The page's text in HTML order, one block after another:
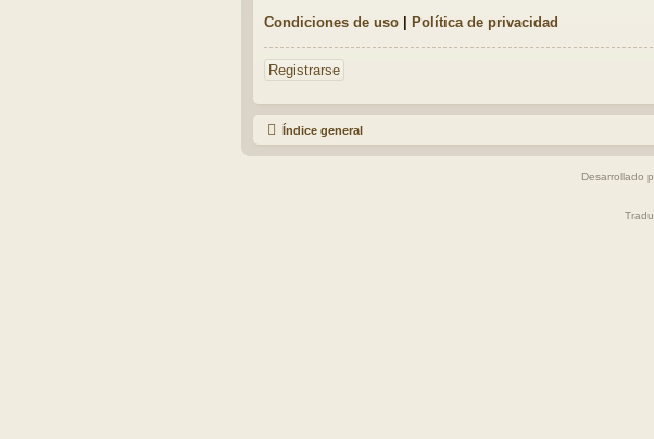
Condiciones de uso | Política de privacidad
Registrarse
Índice general
Desarrollado